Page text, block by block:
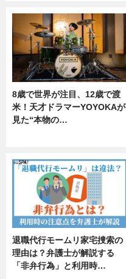
8歳で世界が注目、12歳で渡
米！天才ドラマーYOYOKAが
見た“本物の…
退職代行モームリ家宅捜索の
理由は？弁護士が解説する
「非弁行為」と利用時…